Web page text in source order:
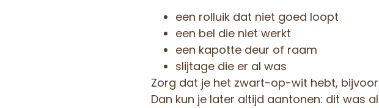
een rolluik dat niet goed loopt
een bel die niet werkt
een kapotte deur of raam
slijtage die er al was
Zorg dat je het zwart-op-wit hebt,
Dan kun je later altijd aantonen: dit was